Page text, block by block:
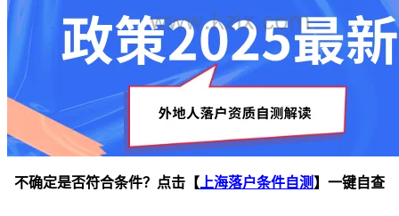
不确定是否符合条件？点击【 上海落户条件自测】一键自查​